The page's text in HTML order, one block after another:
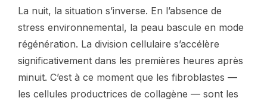
La nuit, la situation s’inverse. En l’absence de
stress environnemental, la peau bascule en mode
régénération. La division cellulaire s’accélère
significativement dans les premières heures après
minuit. C’est à ce moment que les fibroblastes —
les cellules productrices de collagène — sont les